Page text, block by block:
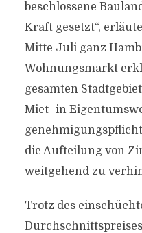
beschlossene
Kraft gesetzt“,
Mitte Juli ganz
Wohnungsmarkt
gesamten
Miet- in
die Aufteilung von
weitgehend zu
Trotz des